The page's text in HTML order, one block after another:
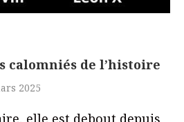
calomniés de l’histoire
2025
elle est debout depuis